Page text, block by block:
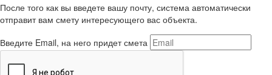
После того как вы введете вашу почту, система автоматически
отправит вам смету интересующего вас объекта.
Введите Email, на него придет смета